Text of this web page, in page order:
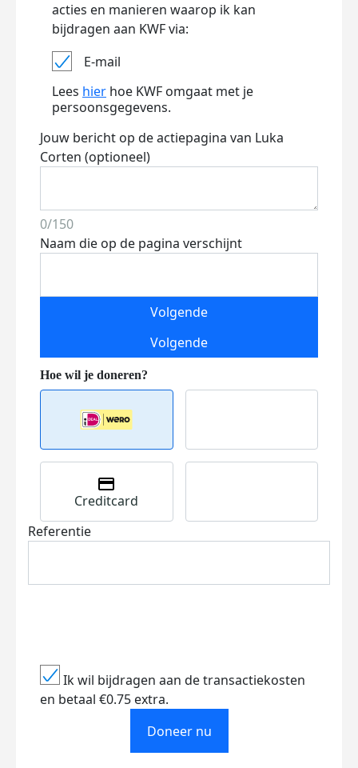
acties en manieren waarop ik kan
bijdragen aan KWF via:
E-mail
Lees hier hoe KWF omgaat met je
persoonsgegevens.
Jouw bericht op de actiepagina van Luka
Corten (optioneel)
0/150
Naam die op de pagina verschijnt
Volgende
Volgende
Creditcard
Referentie
Ik wil bijdragen aan de transactiekosten
en betaal €0.75 extra.
Doneer nu